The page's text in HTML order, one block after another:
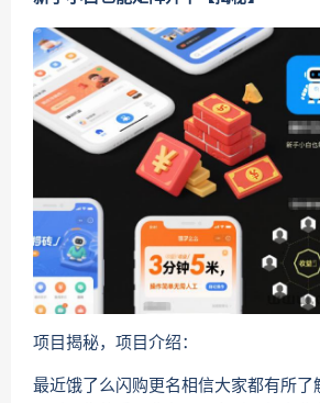
项目揭秘，项目介绍：
最近饿了么闪购更名相信大家都有所了